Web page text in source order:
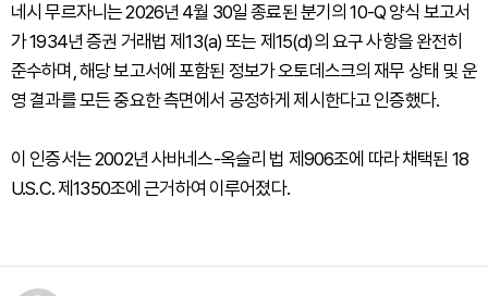
네시 무르자니는 2026년 4월 30일 종료된 분기의 10-Q 양식 보고서
가 1934년 증권 거래법 제13(a) 또는 제15(d)의 요구 사항을 완전히
준수하며, 해당 보고서에 포함된 정보가 오토데스크의 재무 상태 및 운
영 결과를 모든 중요한 측면에서 공정하게 제시한다고 인증했다.
이 인증서는 2002년 사바네스-옥슬리 법 제906조에 따라 채택된 18
U.S.C. 제1350조에 근거하여 이루어졌다.